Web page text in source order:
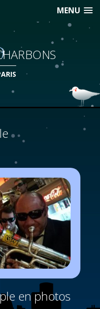
MENU
en photos